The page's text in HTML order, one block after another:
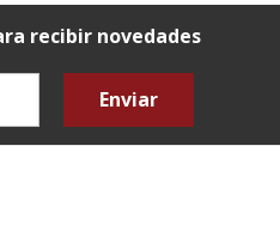
recibir novedades
Enviar